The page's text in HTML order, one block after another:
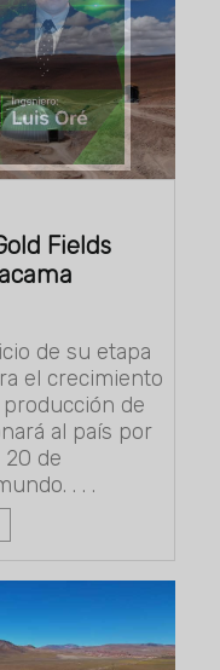
Fields
de su etapa
el crecimiento
de
al país por
de
. . .